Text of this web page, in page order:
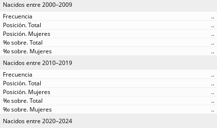
Nacidos entre 2000–2009
..
..
..
..
..
Nacidos entre 2010–2019
..
..
..
..
..
Nacidos entre 2020–2024